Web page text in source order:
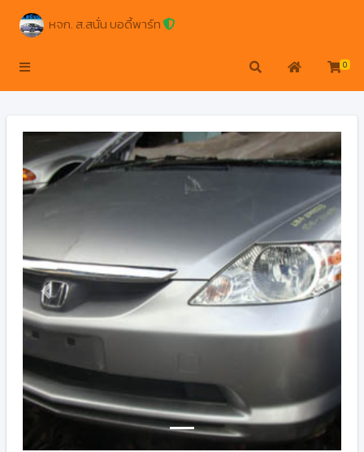
หจก. ส.สนั่น บอดี้พาร์ท
0
Previous Next